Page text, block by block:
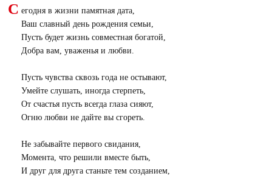
С егодня в жизни памятная дата,
Ваш славный день рождения семьи,
Пусть будет жизнь совместная богатой,
Добра вам, уваженья и любви.
Пусть чувства сквозь года не остывают,
Умейте слушать, иногда стерпеть,
От счастья пусть всегда глаза сияют,
Огню любви не дайте вы сгореть.
Не забывайте первого свидания,
Момента, что решили вместе быть,
И друг для друга станьте тем созданием,